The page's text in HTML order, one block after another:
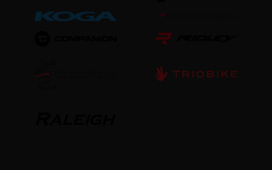
Stelmateriale
Høj indstigning